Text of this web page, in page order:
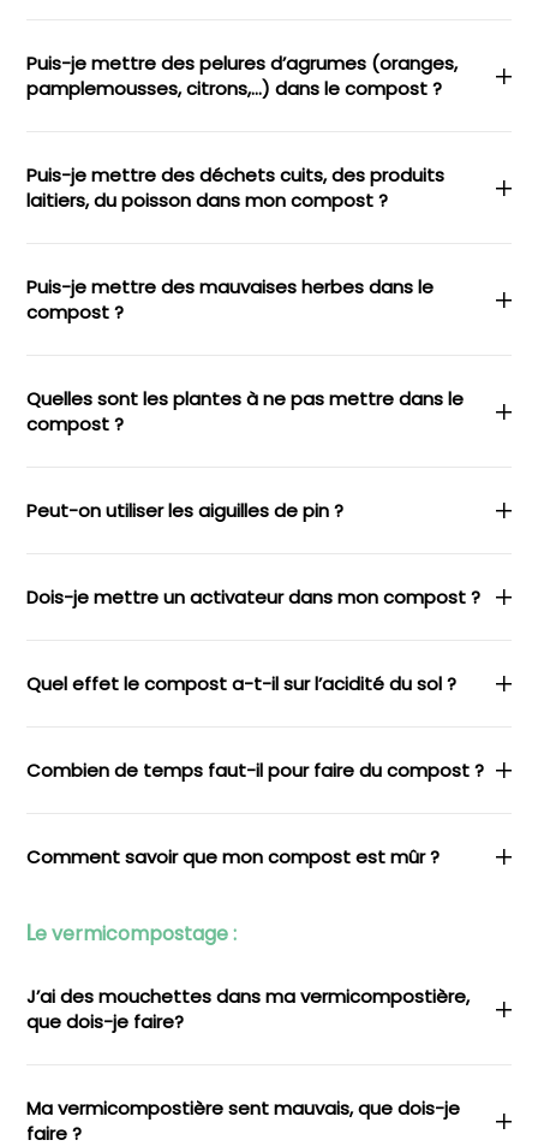
Puis-je mettre des pelures d’agrumes (oranges,
pamplemousses, citrons,…) dans le compost ?
Puis-je mettre des déchets cuits, des produits
laitiers, du poisson dans mon compost ?
Puis-je mettre des mauvaises herbes dans le
compost ?
Quelles sont les plantes à ne pas mettre dans le
compost ?
Peut-on utiliser les aiguilles de pin ?
Dois-je mettre un activateur dans mon compost ?
Quel effet le compost a-t-il sur l’acidité du sol ?
Combien de temps faut-il pour faire du compost ?
Comment savoir que mon compost est mûr ?
Le vermicompostage :
J’ai des mouchettes dans ma vermicompostière,
que dois-je faire?
Ma vermicompostière sent mauvais, que dois-je
faire ?